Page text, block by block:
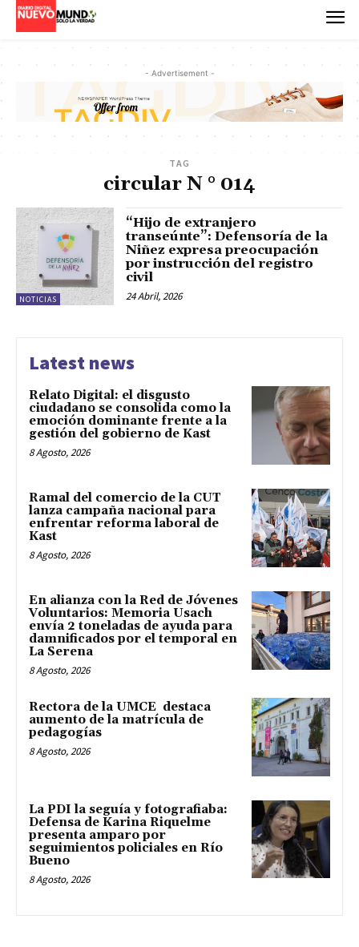
- Advertisement -
TAG
circular N ° 014
NOTICIAS
“Hijo de extranjero
transeúnte”: Defensoría de la
Niñez expresa preocupación
por instrucción del registro
civil
24 Abril, 2026
Latest news
Relato Digital: el disgusto
ciudadano se consolida como la
emoción dominante frente a la
gestión del gobierno de Kast
8 Agosto, 2026
Ramal del comercio de la CUT
lanza campaña nacional para
enfrentar reforma laboral de
Kast
8 Agosto, 2026
En alianza con la Red de Jóvenes
Voluntarios: Memoria Usach
envía 2 toneladas de ayuda para
damnificados por el temporal en
La Serena
8 Agosto, 2026
Rectora de la UMCE destaca
aumento de la matrícula de
pedagogías
8 Agosto, 2026
La PDI la seguía y fotografiaba:
Defensa de Karina Riquelme
presenta amparo por
seguimientos policiales en Río
Bueno
8 Agosto, 2026